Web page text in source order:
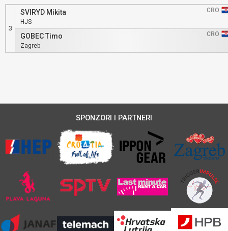
3
SVIRYD Mikita
CRO
HJS
GOBEC Timo
CRO
Zagreb
SPONZORI I PARTNERI